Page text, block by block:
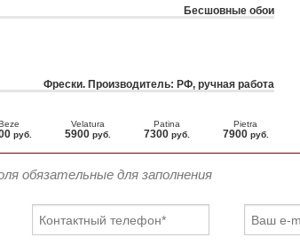
Бесшовные обои
Фрески. Производитель: РФ, ручная работа
руб.
Velatura
5900 руб.
Patina
7300 руб.
Pietra
7900 руб.
обязательные для заполнения